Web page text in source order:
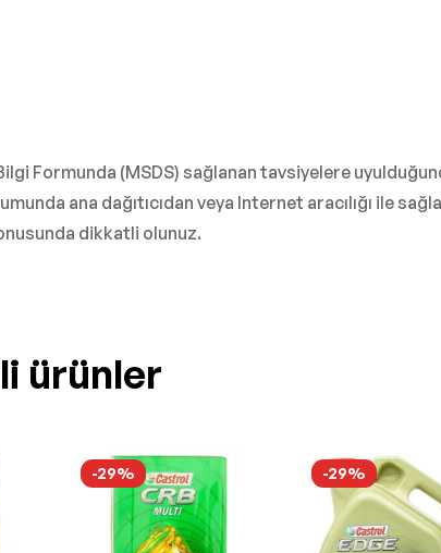
Formunda (MSDS) sağlanan tavsiyelere
ana dağıtıcıdan veya Internet aracılığı ile
dikkatli olunuz.
ürünler
-29% -29%